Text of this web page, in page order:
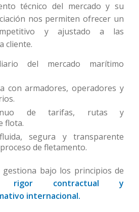
técnico del mercado y su
nos permiten ofrecer un
y ajustado a las
cliente.
del mercado marítimo
con armadores, operadores y
de tarifas, rutas y
flota.
segura y transparente
de fletamento.
gestiona bajo los principios de
rigor contractual y
internacional.